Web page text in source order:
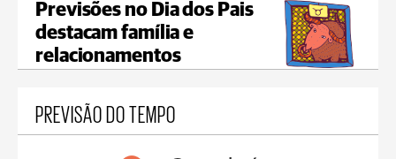
Previsões no Dia dos Pais
destacam família e
relacionamentos
PREVISÃO DO TEMPO